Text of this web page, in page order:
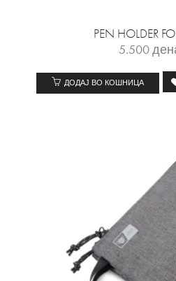
PEN HOLDER
5.500
ДОДАЈ ВО КОШНИЦА